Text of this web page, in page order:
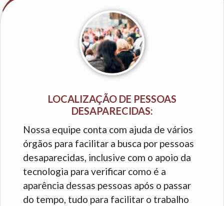
LOCALIZAÇÃO DE PESSOAS
DESAPARECIDAS:
Nossa equipe conta com ajuda de vários
órgãos para facilitar a busca por pessoas
desaparecidas, inclusive com o apoio da
tecnologia para verificar como é a
aparência dessas pessoas após o passar
do tempo, tudo para facilitar o trabalho